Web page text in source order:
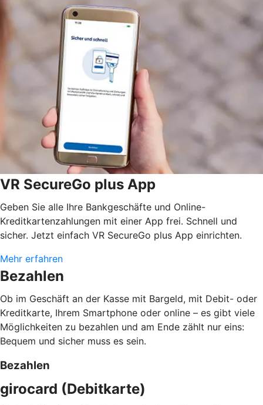
VR SecureGo plus App
Geben Sie alle Ihre Bankgeschäfte und Online-
Kreditkartenzahlungen mit einer App frei. Schnell und
sicher. Jetzt einfach VR SecureGo plus App einrichten.
Mehr erfahren
Bezahlen
Ob im Geschäft an der Kasse mit Bargeld, mit Debit- oder
Kreditkarte, Ihrem Smartphone oder online – es gibt viele
Möglichkeiten zu bezahlen und am Ende zählt nur eins:
Bequem und sicher muss es sein.
Bezahlen
girocard (Debitkarte)